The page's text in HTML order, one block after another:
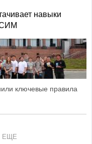
навыки
СИМ
ключевые правила
ЕЩЕ